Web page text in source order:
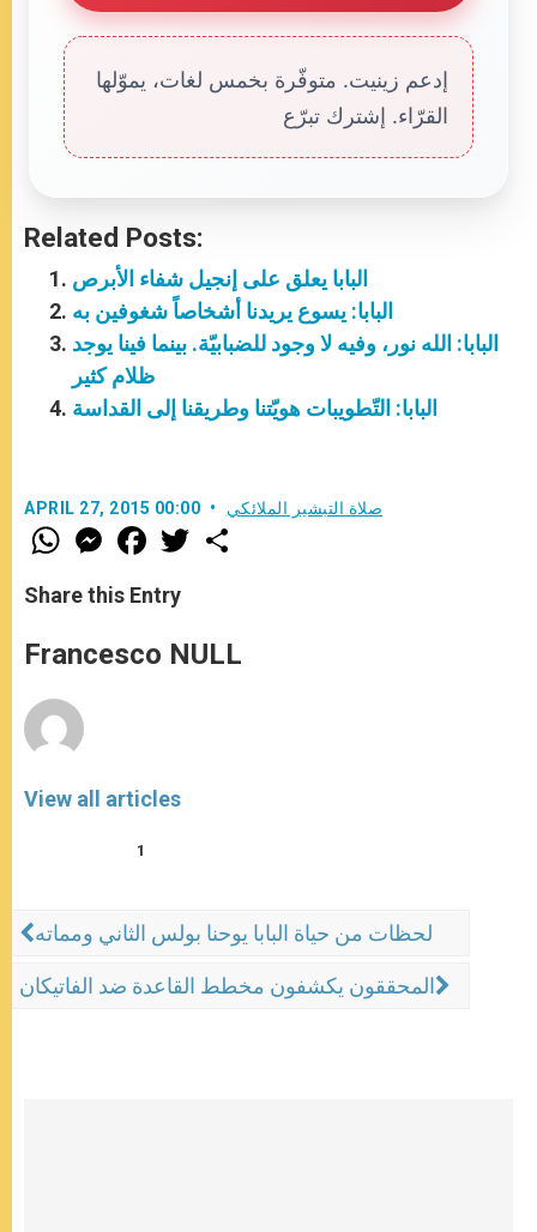
إدعم زينيت. متوفّرة بخمس لغات، يموّلها
القرّاء. إشترك تبرّع
Related Posts:
البابا يعلق على إنجيل شفاء الأبرص
البابا: يسوع يريدنا أشخاصاً شغوفين به
البابا: الله نور، وفيه لا وجود للضبابيّة. بينما فينا يوجد
ظلام كثير
البابا: التّطويبات هويّتنا وطريقنا إلى القداسة
APRIL 27, 2015 00:00 صلاة التبشير الملائكي
W
h
t
s
p
p
M
e
s
e
g
e
F
a
e
b
o
k
w
r
Share this Entry
Francesco NULL
View all articles
1
لحظات من حياة البابا يوحنا بولس الثاني ومماته
المحققون يكشفون مخطط القاعدة ضد الفاتيكان